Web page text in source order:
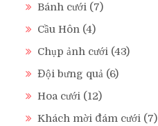
Bánh cưới (7)
Cầu Hôn (4)
Chụp ảnh cưới (43)
Đội bưng quả (6)
Hoa cưới (12)
Khách mời đám cưới (7)